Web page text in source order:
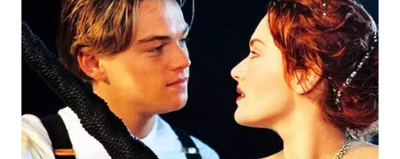
KARO
WN
SIMALUNGUN
WN